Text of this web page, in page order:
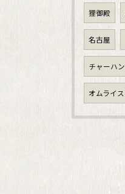
狸御殿
名古屋
チャーハン
オムライス